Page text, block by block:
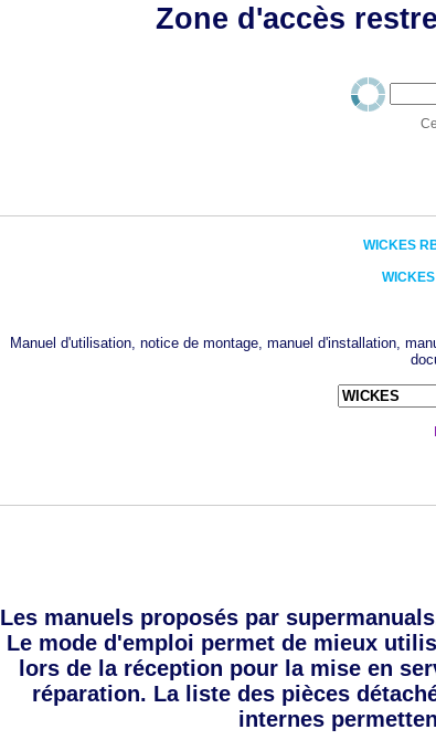
Zone d'accès
WICKES
WICKES
Manuel d'utilisation, notice de montage, manuel d'installation,
Les manuels proposés par
Le mode d'emploi permet de mieux
lors de la réception pour la mise en
réparation. La liste des pièces
internes